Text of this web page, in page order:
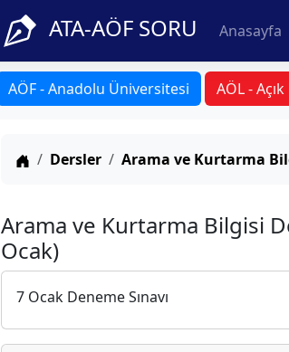
ATA-AÖF SORU Anasayfa
AÖF - Anadolu Üniversitesi AÖL -
Anasayfa
Dersler Arama ve Kurtarma
Arama ve Kurtarma Bilgisi
Ocak)
7 Ocak Deneme Sınavı